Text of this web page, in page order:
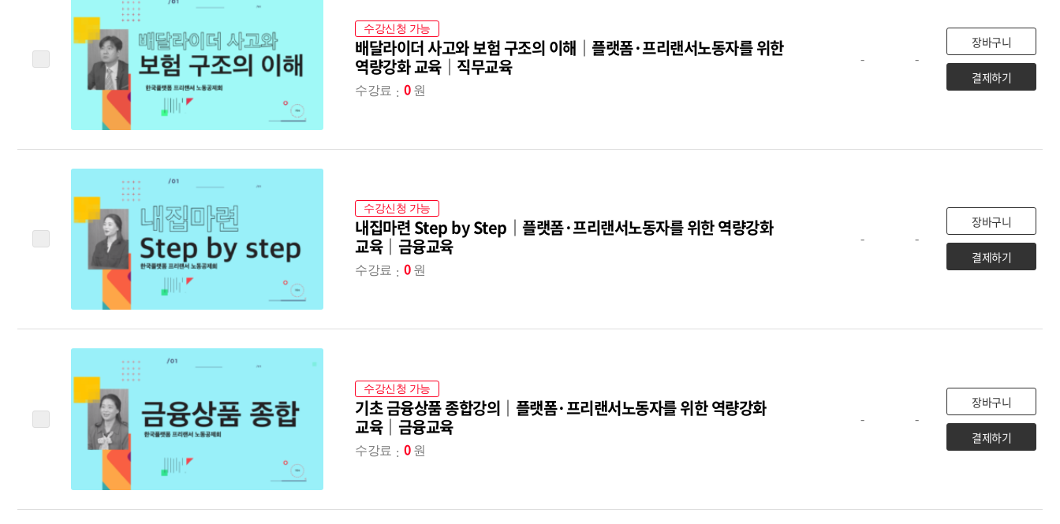
수강신청 가능
배달라이더 사고와 보험 구조의 이해｜플랫폼·프리랜서노동자를 위한
역량강화 교육｜직무교육
수강료 0원
- -
장바구니
결제하기
수강신청 가능
내집마련 Step by Step｜플랫폼·프리랜서노동자를 위한 역량강화
교육｜금융교육
수강료 0원
- -
장바구니
결제하기
수강신청 가능
기초 금융상품 종합강의｜플랫폼·프리랜서노동자를 위한 역량강화
교육｜금융교육
수강료 0원
- -
장바구니
결제하기